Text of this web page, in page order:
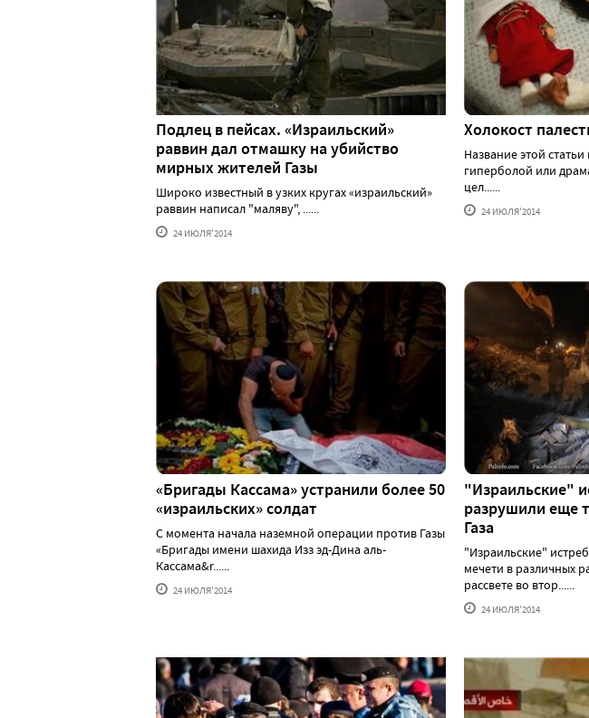
Подлец в пейсах. «Израильский»
раввин дал отмашку на убийство
мирных жителей Газы
Широко известный в узких кругах «израильский»
раввин написал "маляву", ......
24 ИЮЛЯ'2014
Холокост
Название этой статьи
гиперболой или
цел......
24 ИЮЛЯ'2014
«Бригады Кассама» устранили более 50
«израильских» солдат
С момента начала наземной операции против Газы
«Бригады имени шахида Изз эд-Дина аль-
Кассама&r......
24 ИЮЛЯ'2014
"Израильские"
разрушили еще
Газа
"Израильские"
мечети в различных
рассвете во втор......
24 ИЮЛЯ'2014